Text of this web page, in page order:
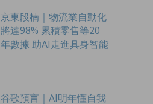
京東段楠｜物流業自動化
將達98% 累積零售等20
年數據 助AI走進具身智能
谷歌預言｜AI明年懂自我